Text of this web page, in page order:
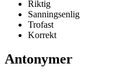
Riktig
Sanningsenlig
Trofast
Korrekt
Antonymer